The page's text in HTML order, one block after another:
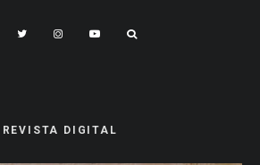
REVISTA DIGITAL